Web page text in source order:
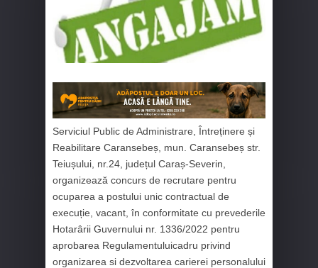
Serviciul Public de Administrare, Întreținere și
Reabilitare Caransebeș, mun. Caransebeș str.
Teiușului, nr.24, județul Caraș-Severin,
organizează concurs de recrutare pentru
ocuparea a postului unic contractual de
execuție, vacant, în conformitate cu prevederile
Hotarârii Guvernului nr. 1336/2022 pentru
aprobarea Regulamentuluicadru privind
organizarea si dezvoltarea carierei personalului